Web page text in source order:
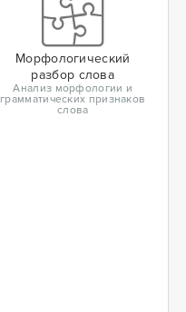
Морфологический
разбор слова
Анализ морфологии и
грамматических признаков
слова